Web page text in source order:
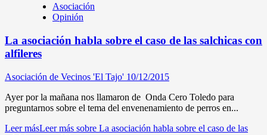
Asociación
Opinión
La asociación habla sobre el caso de las salchicas con
alfileres
Asociación de Vecinos 'El Tajo' 10/12/2015
Ayer por la mañana nos llamaron de Onda Cero Toledo para
preguntarnos sobre el tema del envenenamiento de perros en...
Leer másLeer más sobre La asociación habla sobre el caso de las